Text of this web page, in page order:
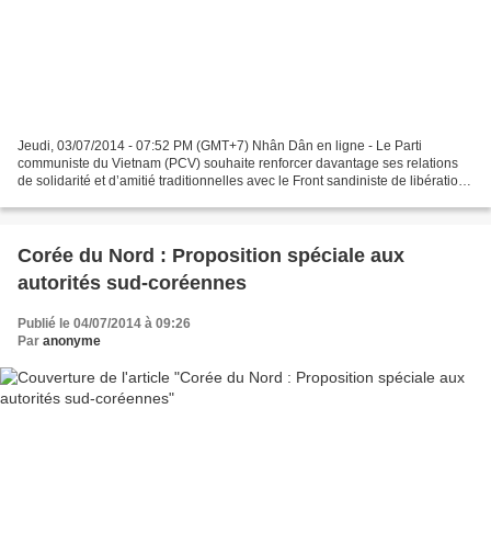
Jeudi, 03/07/2014 - 07:52 PM (GMT+7) Nhân Dân en ligne - Le Parti
communiste du Vietnam (PCV) souhaite renforcer davantage ses relations
de solidarité et d’amitié traditionnelles avec le Front sandiniste de libération
Corée du Nord : Proposition spéciale aux
autorités sud-coréennes
Publié le 04/07/2014 à 09:26
Par anonyme